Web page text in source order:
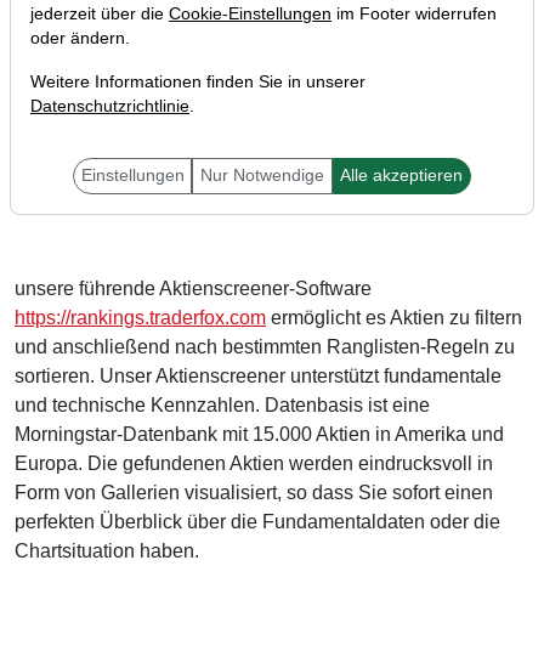
Liebe Anleger
unsere führende Aktienscreener-Software
https://rankings.traderfox.com ermöglicht es Aktien zu filtern
und anschließend nach bestimmten Ranglisten-Regeln zu
sortieren. Unser Aktienscreener unterstützt fundamentale
und technische Kennzahlen. Datenbasis ist eine
Morningstar-Datenbank mit 15.000 Aktien in Amerika und
Europa. Die gefundenen Aktien werden eindrucksvoll in
Form von Gallerien visualisiert, so dass Sie sofort einen
perfekten Überblick über die Fundamentaldaten oder die
Chartsituation haben.
jederzeit über die Cookie-Einstellungen im Footer widerrufen
oder ändern.
Weitere Informationen finden Sie in unserer
Datenschutzrichtlinie.
Einstellungen Nur Notwendige Alle akzeptieren